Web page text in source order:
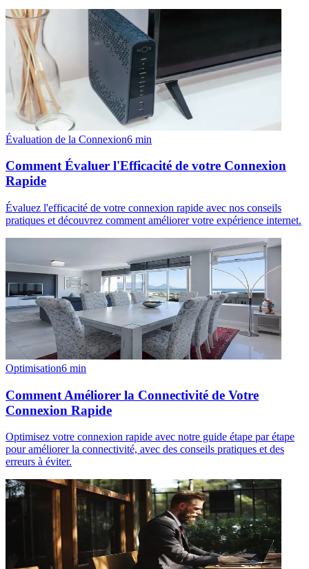
Évaluation de la Connexion6 min
Comment Évaluer l'Efficacité de votre Connexion
Rapide
Évaluez l'efficacité de votre connexion rapide avec nos conseils
pratiques et découvrez comment améliorer votre expérience internet.
Optimisation6 min
Comment Améliorer la Connectivité de Votre
Connexion Rapide
Optimisez votre connexion rapide avec notre guide étape par étape
pour améliorer la connectivité, avec des conseils pratiques et des
erreurs à éviter.